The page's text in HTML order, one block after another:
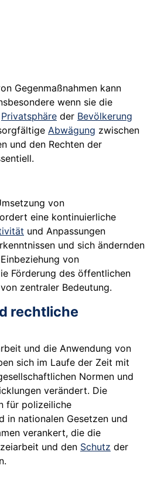
Gegenmaßnahmen kann
wenn sie die
Privatsphäre der Bevölkerung
Abwägung zwischen
und den Rechten der
von
eine kontinuierliche
und Anpassungen
und sich ändernden
von
Förderung des öffentlichen
zentraler Bedeutung.
rechtliche
und die Anwendung von
sich im Laufe der Zeit mit
Normen und
verändert. Die
für polizeiliche
in nationalen Gesetzen und
verankert, die die
und den Schutz der